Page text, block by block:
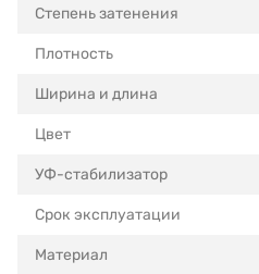
Степень затенения
Плотность
Ширина и длина
Цвет
УФ-стабилизатор
Срок эксплуатации
Материал